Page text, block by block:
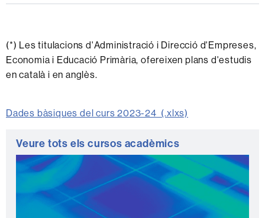
(*) Les titulacions d'Administració i Direcció d'Empreses,
Economia i Educació Primària, ofereixen plans d'estudis
en català i en anglès.
Dades bàsiques del curs 2023-24 (.xlxs)
Informació
complementària
Veure tots els cursos acadèmics